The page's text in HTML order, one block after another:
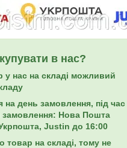
в нас?
у нас на складі можливий
на день замовлення, під час
Нова Пошта
Justin до 16:00
товар на складі, тому не